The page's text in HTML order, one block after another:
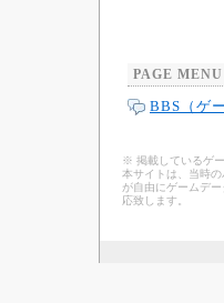
PAGE MENU
BBS（ゲ
※ 掲載しているゲ
本サイトは、当時
が自由にゲームデ
応致します。